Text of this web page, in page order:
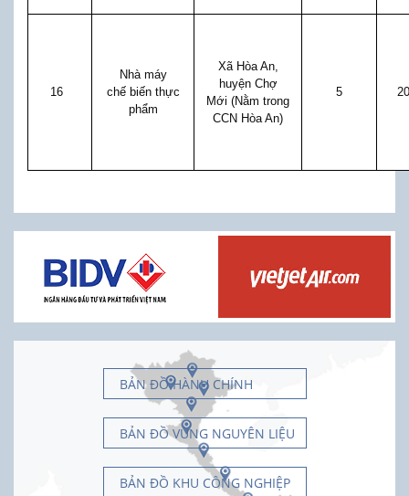
16
Nhà máy
chế biến thực
phẩm
Xã Hòa An,
huyện Chợ
Mới (Nằm trong
CCN Hòa An)
5
BẢN ĐỒ HÀNH CHÍNH
BẢN ĐỒ VÙNG NGUYÊN LIỆU
BẢN ĐỒ KHU CÔNG NGHIỆP